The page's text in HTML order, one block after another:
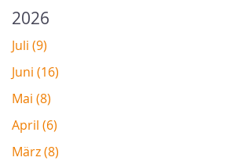
2026
Juli (9)
Juni (16)
Mai (8)
April (6)
März (8)